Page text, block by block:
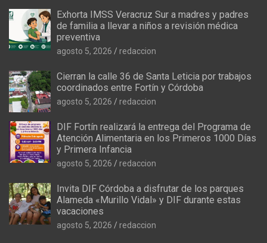
Exhorta IMSS Veracruz Sur a madres y padres
de familia a llevar a niños a revisión médica
preventiva
agosto 5, 2026 redaccion
Cierran la calle 36 de Santa Leticia por trabajos
coordinados entre Fortín y Córdoba
agosto 5, 2026 redaccion
DIF Fortín realizará la entrega del Programa de
Atención Alimentaria en los Primeros 1000 Días
y Primera Infancia
agosto 5, 2026 redaccion
Invita DIF Córdoba a disfrutar de los parques
Alameda «Murillo Vidal» y DIF durante estas
vacaciones
agosto 5, 2026 redaccion